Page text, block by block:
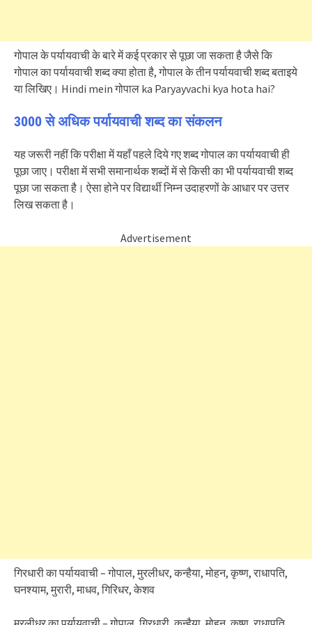
गोपाल के पर्यायवाची के बारे में कई प्रकार से पूछा जा सकता है जैसे कि
गोपाल का पर्यायवाची शब्द क्या होता है, गोपाल के तीन पर्यायवाची शब्द बताइये
या लिखिए। Hindi mein गोपाल ka Paryayvachi kya hota hai?
3000 से अधिक पर्यायवाची शब्द का संकलन
यह जरूरी नहीं कि परीक्षा में यहाँ पहले दिये गए शब्द गोपाल का पर्यायवाची ही
पूछा जाए। परीक्षा में सभी समानार्थक शब्दों में से किसी का भी पर्यायवाची शब्द
पूछा जा सकता है। ऐसा होने पर विद्यार्थी निम्न उदाहरणों के आधार पर उत्तर
लिख सकता है।
Advertisement
गिरधारी का पर्यायवाची – गोपाल, मुरलीधर, कन्हैया, मोहन, कृष्ण, राधापति,
घनश्याम, मुरारी, माधव, गिरिधर, केशव